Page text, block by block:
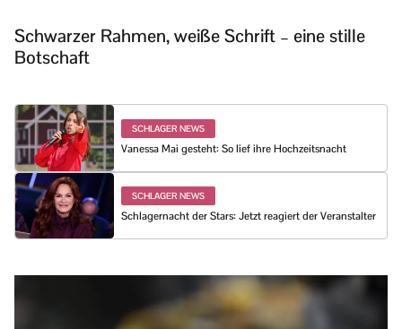
Schwarzer Rahmen, weiße Schrift – eine stille
Botschaft
SCHLAGER NEWS
Vanessa Mai gesteht: So lief ihre Hochzeitsnacht
SCHLAGER NEWS
Schlagernacht der Stars: Jetzt reagiert der Veranstalter